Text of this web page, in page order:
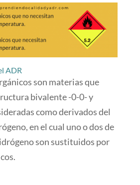
ADR
son materias que
bivalente -0-0- y
como derivados del
en el cual uno o dos de
son sustituidos por